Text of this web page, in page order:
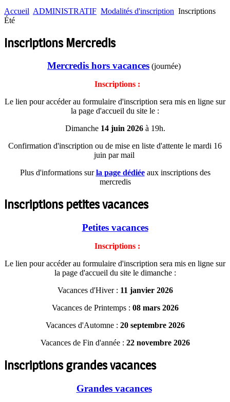
Accueil ADMINISTRATIF Modalités d'inscription Inscriptions
Été
Inscriptions Mercredis
Mercredis hors vacances (journée)
Inscriptions :
Le lien pour accéder au formulaire d'inscription sera mis en ligne sur
la page d'accueil du site le :
Dimanche 14 juin 2026à 19h.
Confirmation d'inscription ou de mise en liste d'attente le mardi 16
juin par mail
Plus d'informations surla page dédiéeaux inscriptions des
mercredis
Inscriptions petites vacances
Petites vacances
Inscriptions :
Le lien pour accéder au formulaire d'inscription sera mis en ligne sur
la page d'accueil du site le dimanche :
Vacances d'Hiver : 11 janvier 2026
Vacances de Printemps : 08 mars 2026
Vacances d'Automne : 20 septembre 2026
Vacances de Fin d'année : 22 novembre 2026
Inscriptions grandes vacances
Grandes vacances